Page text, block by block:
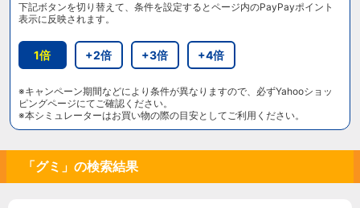
下記ボタンを切り替えて、条件を設定するとページ内のPayPayポイント
表示に反映されます。
1倍 +2倍 +3倍 +4倍
※キャンペーン期間などにより条件が異なりますので、必ずYahooショッ
ピングページにてご確認ください。
※本シミュレーターはお買い物の際の目安としてご利用ください。
「グミ」の検索結果